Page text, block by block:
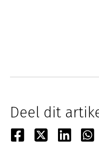
Deel dit